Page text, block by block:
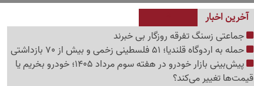
آخرین اخبار
جماعتی زسنگ تفرقه روزگار بی خبرند
حمله به اردوگاه قلندیا؛ 51 فلسطینی زخمی و بیش از 70 بازداشتی
پیش‌بینی بازار خودرو در هفته سوم مرداد 1405؛ خودرو بخریم یا
قیمت‌ها تغییر می‌کند؟